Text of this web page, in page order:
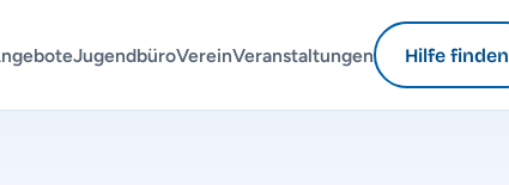
JugendbüroVereinVeranstaltungen Hilfe finden